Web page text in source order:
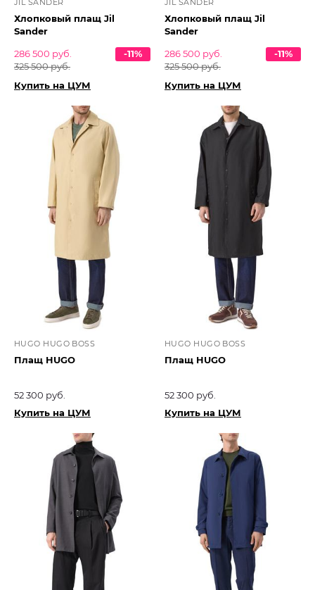
JIL SANDER
Хлопковый плащ Jil
Sander
286 500 руб.
325 500 руб.
-11%
Купить на ЦУМ
JIL SANDER
Хлопковый плащ Jil
Sander
286 500 руб.
325 500 руб.
-11%
Купить на ЦУМ
HUGO HUGO BOSS
Плащ HUGO
52 300 руб.
Купить на ЦУМ
HUGO HUGO BOSS
Плащ HUGO
52 300 руб.
Купить на ЦУМ